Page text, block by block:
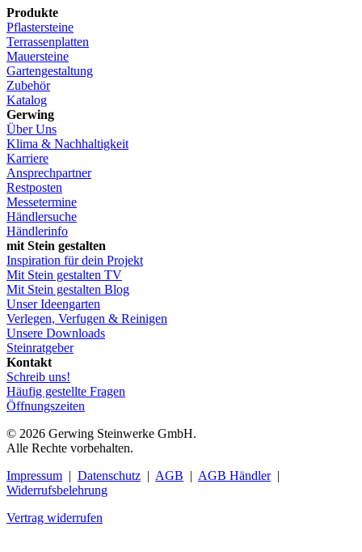
Produkte
Pflastersteine
Terrassenplatten
Mauersteine
Gartengestaltung
Zubehör
Katalog
Gerwing
Über Uns
Klima & Nachhaltigkeit
Karriere
Ansprechpartner
Restposten
Messetermine
Händlersuche
Händlerinfo
mit Stein gestalten
Inspiration für dein Projekt
Mit Stein gestalten TV
Mit Stein gestalten Blog
Unser Ideengarten
Verlegen, Verfugen & Reinigen
Unsere Downloads
Steinratgeber
Kontakt
Schreib uns!
Häufig gestellte Fragen
Öffnungszeiten
© 2026 Gerwing Steinwerke GmbH.
Alle Rechte vorbehalten.
Impressum | Datenschutz | AGB | AGB Händler|
Widerrufsbelehrung
Vertrag widerrufen